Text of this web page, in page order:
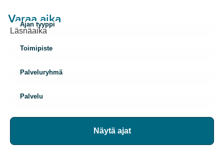
Varaa aika
Ajan tyyppi
Toimipiste
Palveluryhmä
Palvelu
Näytä ajat